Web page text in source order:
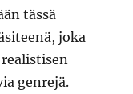
tässä
joka
genrejä.